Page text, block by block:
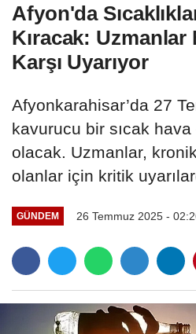
Afyon'da
Kıracak: Uzmanlar
Karşı Uyarıyor
Afyonkarahisar’da 27
kavurucu bir sıcak hava
olacak. Uzmanlar, kronik
olanlar için kritik
GÜNDEM 26 Temmuz 2025 -